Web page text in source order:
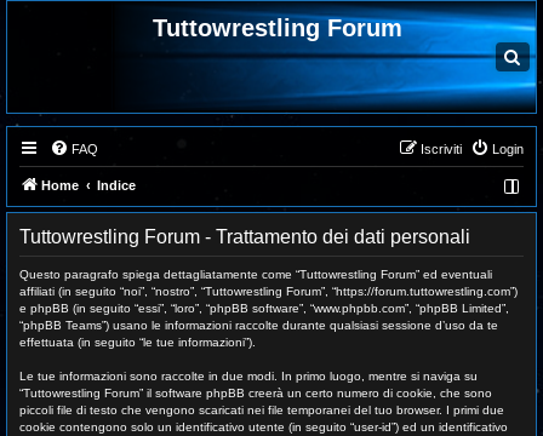
Tuttowrestling Forum
C
e
r
c
a
FAQ Login
Iscriviti
Home Indice
Tuttowrestling Forum - Trattamento dei dati personali
Questo paragrafo spiega dettagliatamente come “Tuttowrestling Forum” ed eventuali
affiliati (in seguito “noi”, “nostro”, “Tuttowrestling Forum”, “https://forum.tuttowrestling.com”)
e phpBB (in seguito “essi”, “loro”, “phpBB software”, “www.phpbb.com”, “phpBB Limited”,
“phpBB Teams”) usano le informazioni raccolte durante qualsiasi sessione d’uso da te
effettuata (in seguito “le tue informazioni”).
Le tue informazioni sono raccolte in due modi. In primo luogo, mentre si naviga su
“Tuttowrestling Forum” il software phpBB creerà un certo numero di cookie, che sono
piccoli file di testo che vengono scaricati nei file temporanei del tuo browser. I primi due
cookie contengono solo un identificativo utente (in seguito “user-id”) ed un identificativo